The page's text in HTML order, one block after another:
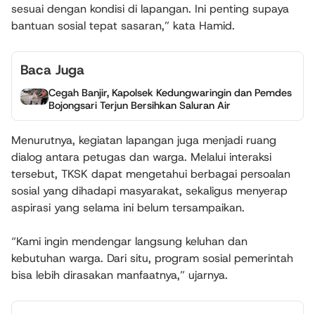
sesuai dengan kondisi di lapangan. Ini penting supaya
bantuan sosial tepat sasaran,” kata Hamid.
Baca Juga
Cegah Banjir, Kapolsek Kedungwaringin dan Pemdes
Bojongsari Terjun Bersihkan Saluran Air
Menurutnya, kegiatan lapangan juga menjadi ruang
dialog antara petugas dan warga. Melalui interaksi
tersebut, TKSK dapat mengetahui berbagai persoalan
sosial yang dihadapi masyarakat, sekaligus menyerap
aspirasi yang selama ini belum tersampaikan.
“Kami ingin mendengar langsung keluhan dan
kebutuhan warga. Dari situ, program sosial pemerintah
bisa lebih dirasakan manfaatnya,” ujarnya.